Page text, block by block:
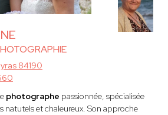
84190
photographe passionnée, spécialisée
natutels et chaleureux. Son approche